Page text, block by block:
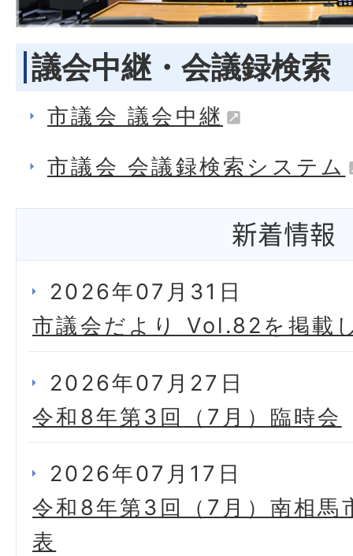
議会中継・会議録検索
市議会 議会中継
市議会 会議録検索システム
新着情報
2026年07月31日
市議会だより Vol.82を掲載
2026年07月27日
令和8年第3回（7月）臨時会
2026年07月17日
令和8年第3回（7月）南相馬
表